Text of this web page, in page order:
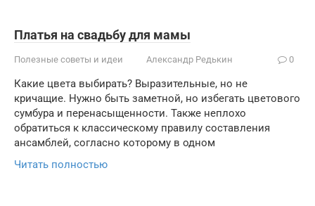
Платья на свадьбу для мамы
Полезные советы и идеи Александр Редькин 0
Какие цвета выбирать? Выразительные, но не
кричащие. Нужно быть заметной, но избегать цветового
сумбура и перенасыщенности. Также неплохо
обратиться к классическому правилу составления
ансамблей, согласно которому в одном
Читать полностью